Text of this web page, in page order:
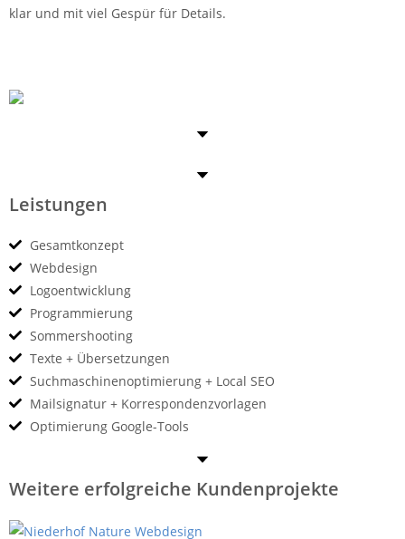
klar und mit viel Gespür für Details.
Leistungen
Gesamtkonzept
Webdesign
Logoentwicklung
Programmierung
Sommershooting
Texte + Übersetzungen
Suchmaschinenoptimierung + Local SEO
Mailsignatur + Korrespondenzvorlagen
Optimierung Google-Tools
Weitere erfolgreiche Kundenprojekte